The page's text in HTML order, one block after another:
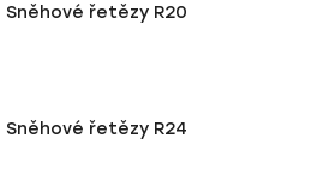
Sněhové řetězy R20
Sněhové řetězy R24